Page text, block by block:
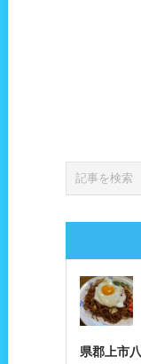
県郡上市